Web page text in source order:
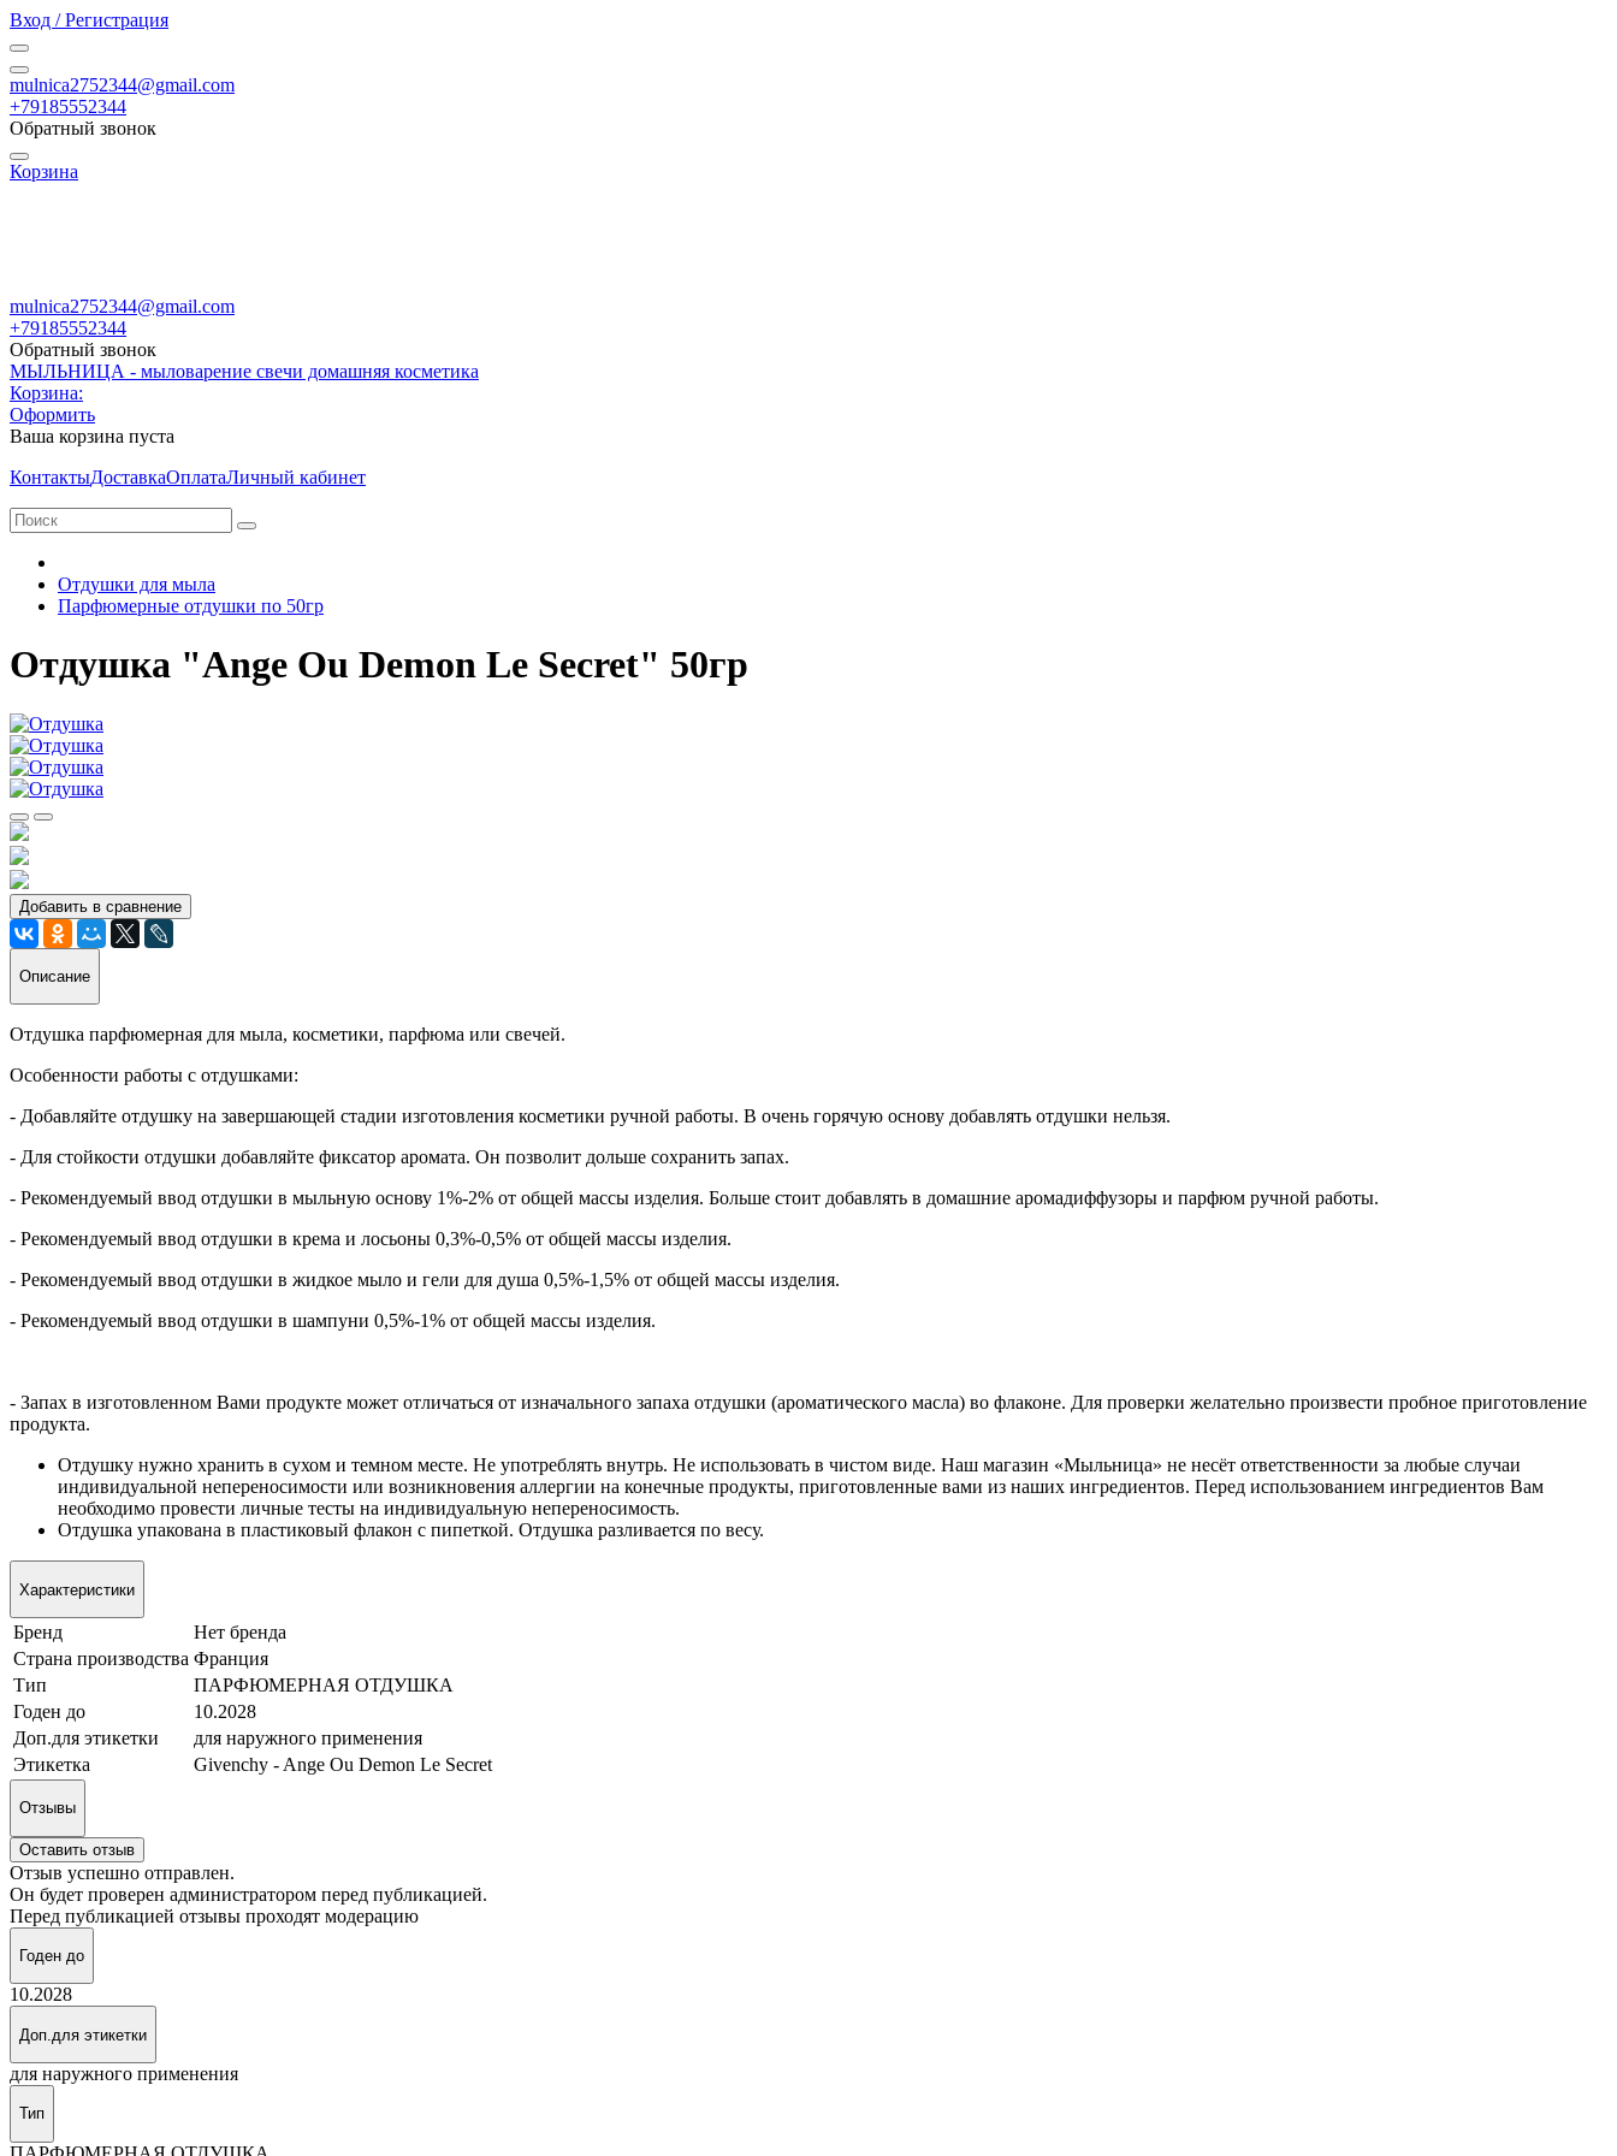
Вход / Регистрация
mulnica2752344@gmail.com
+79185552344
Обратный звонок
Корзина
mulnica2752344@gmail.com
+79185552344
Обратный звонок
МЫЛЬНИЦА - мыловарение свечи домашняя косметика
Корзина:
Оформить
Ваша корзина пуста
КонтактыДоставкаОплатаЛичный кабинет
Отдушки для мыла
Парфюмерные отдушки по 50гр
Отдушка "Ange Ou Demon Le Secret" 50гр
Добавить в сравнение
Описание
Отдушка парфюмерная для мыла, косметики, парфюма или свечей.
Особенности работы с отдушками:
- Добавляйте отдушку на завершающей стадии изготовления косметики ручной работы. В очень горячую основу добавлять отдушки нельзя.
- Для стойкости отдушки добавляйте фиксатор аромата. Он позволит дольше сохранить запах.
- Рекомендуемый ввод отдушки в мыльную основу 1%-2% от общей массы изделия. Больше стоит добавлять в домашние аромадиффузоры и парфюм ручной работы.
- Рекомендуемый ввод отдушки в крема и лосьоны 0,3%-0,5% от общей массы изделия.
- Рекомендуемый ввод отдушки в жидкое мыло и гели для душа 0,5%-1,5% от общей массы изделия.
- Рекомендуемый ввод отдушки в шампуни 0,5%-1% от общей массы изделия.
- Запах в изготовленном Вами продукте может отличаться от изначального запаха отдушки (ароматического масла) во флаконе. Для проверки желательно произвести пробное приготовление
продукта.
Отдушку нужно хранить в сухом и темном месте. Не употреблять внутрь. Не использовать в чистом виде. Наш магазин «Мыльница» не несёт ответственности за любые случаи
индивидуальной непереносимости или возникновения аллергии на конечные продукты, приготовленные вами из наших ингредиентов. Перед использованием ингредиентов Вам
необходимо провести личные тесты на индивидуальную непереносимость.
Отдушка упакована в пластиковый флакон с пипеткой. Отдушка разливается по весу.
Характеристики
Бренд
Нет бренда
Страна производства Франция
Тип
ПАРФЮМЕРНАЯ ОТДУШКА
Годен до
10.2028
Доп.для этикетки
для наружного применения
Этикетка
Givenchy - Ange Ou Demon Le Secret
Отзывы
Оставить отзыв
Отзыв успешно отправлен.
Он будет проверен администратором перед публикацией.
Перед публикацией отзывы проходят модерацию
Годен до
10.2028
Доп.для этикетки
для наружного применения
Тип